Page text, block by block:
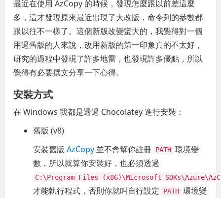
最近在使用 AzCopy 的時候，發現怎麼跟以前差這麼
多，這才發現原來最近出現了大改版，命令列的參數都
跟以往不一樣了。這個新版改變蠻大的，我覺得對一個
用過舊版的人來說，改用新版的第一印象真的不太好，
研究的過程中發現了許多地雷，也發現許多優點，所以
覺得有必要撰文分享一下心得。
安裝方式
在 Windows 我都是透過 Chocolatey 進行安裝：
舊版 (v8)
安裝舊版AzCopy 並不會幫你註冊 PATH 環境變
數，所以就算你安裝好，也必須透過
C:\Program Files (x86)\Microsoft
才能執行程式，否則你就叫自行設定 PATH 環境變